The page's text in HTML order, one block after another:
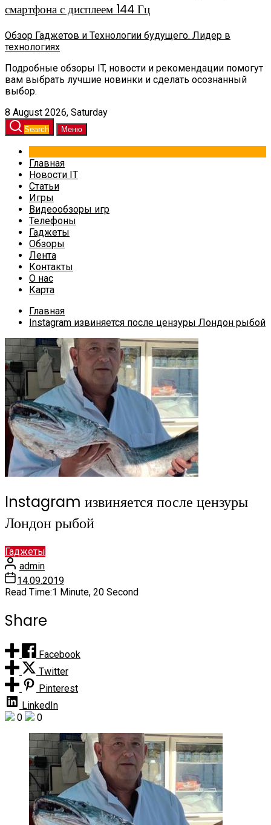
смартфона с дисплеем 144 Гц
Обзор Гаджетов и Технологии будущего. Лидер в
технологиях
Подробные обзоры IT, новости и рекомендации помогут
вам выбрать лучшие новинки и сделать осознанный
выбор.
8 August 2026, Saturday
Search Меню
Главная
Новости IT
Статьи
Игры
Видеообзоры игр
Телефоны
Гаджеты
Обзоры
Лента
Контакты
О нас
Карта
Главная
Instagram извиняется после цензуры Лондон рыбой
Instagram извиняется после цензуры
Лондон рыбой
Гаджеты
admin
14.09.2019
Read Time:1 Minute, 20 Second
Share
Facebook
Twitter
Pinterest
LinkedIn
0
0